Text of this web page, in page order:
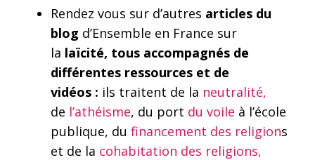
Rendez vous sur d’autres articles du
blog d’Ensemble en France sur
la laïcité, tous accompagnés de
différentes ressources et de
vidéos : ils traitent de la neutralité,
de l’athéisme, du port du voile à l’école
publique, du financement des religions
et de la cohabitation des religions,